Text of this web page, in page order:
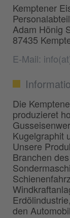
Kemptener
Adam Hönig
87435
E-Mail:
Die
produzieret
Kugelgraphit
Unsere
Branchen
den